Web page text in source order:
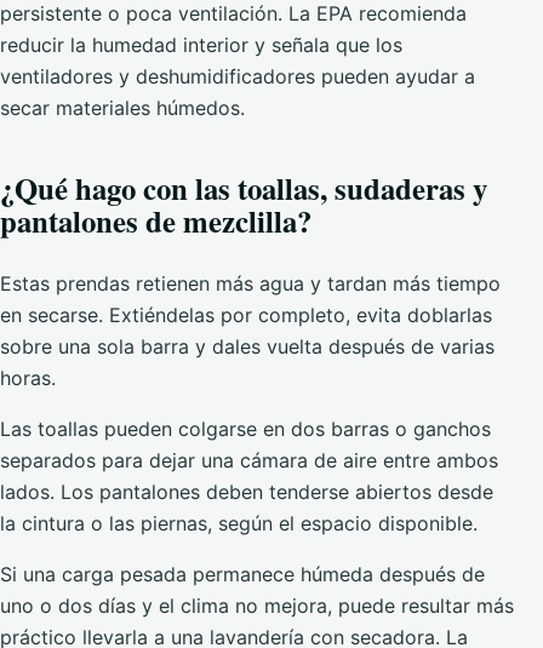
persistente o poca ventilación. La EPA recomienda
reducir la humedad interior y señala que los
ventiladores y deshumidificadores pueden ayudar a
secar materiales húmedos.
¿Qué hago con las toallas, sudaderas y
pantalones de mezclilla?
Estas prendas retienen más agua y tardan más tiempo
en secarse. Extiéndelas por completo, evita doblarlas
sobre una sola barra y dales vuelta después de varias
horas.
Las toallas pueden colgarse en dos barras o ganchos
separados para dejar una cámara de aire entre ambos
lados. Los pantalones deben tenderse abiertos desde
la cintura o las piernas, según el espacio disponible.
Si una carga pesada permanece húmeda después de
uno o dos días y el clima no mejora, puede resultar más
práctico llevarla a una lavandería con secadora. La